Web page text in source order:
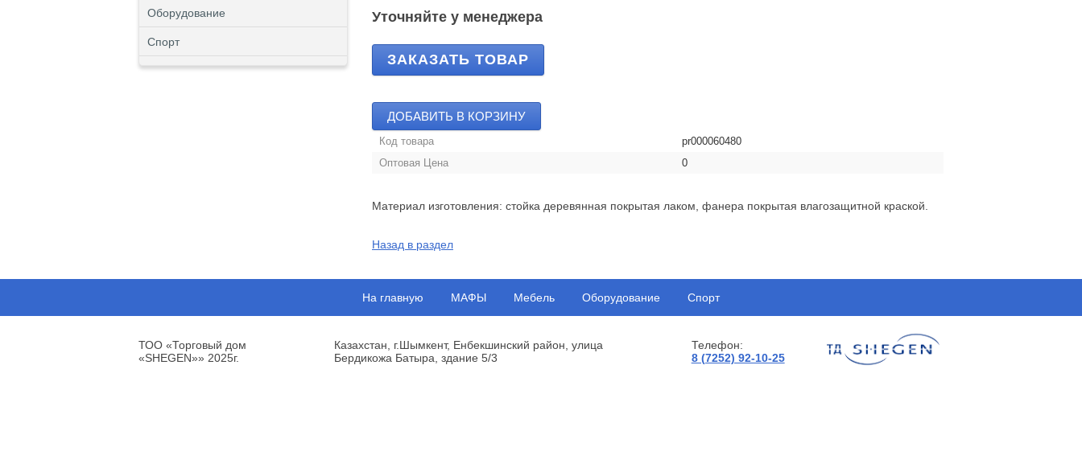
Оборудование
Спорт
Уточняйте у менеджера
ЗАКАЗАТЬ ТОВАР
ДОБАВИТЬ В КОРЗИНУ
Код товара
pr000060480
Оптовая Цена
0
Материал изготовления: стойка деревянная покрытая лаком, фанера покрытая влагозащитной краской.
Назад в раздел
На главную МАФЫ Мебель Оборудование Спорт
ТОО «Торговый дом
«SHEGEN»» 2025г.
Казахстан, г.Шымкент, Енбекшинский район, улица
Бердикожа Батыра, здание 5/3
Телефон:
8 (7252) 92-10-25